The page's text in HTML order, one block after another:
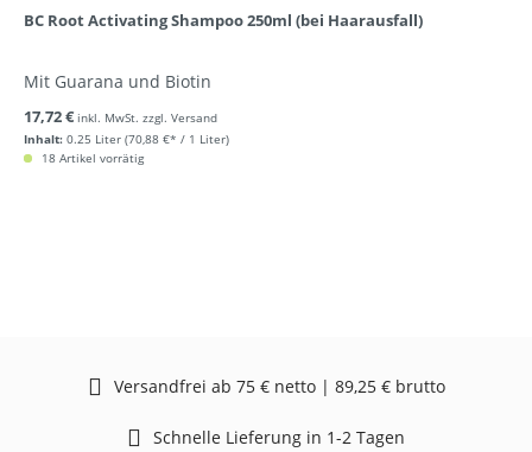
BC Root Activating Shampoo 250ml (bei Haarausfall)
Mit Guarana und Biotin
Inhalt: 0.25 Liter (70,88 €* / 1 Liter)
17,72 € inkl. MwSt. zzgl. Versand
18 Artikel vorrätig
Versandfrei ab 75 € netto | 89,25 € brutto
Schnelle Lieferung in 1-2 Tagen